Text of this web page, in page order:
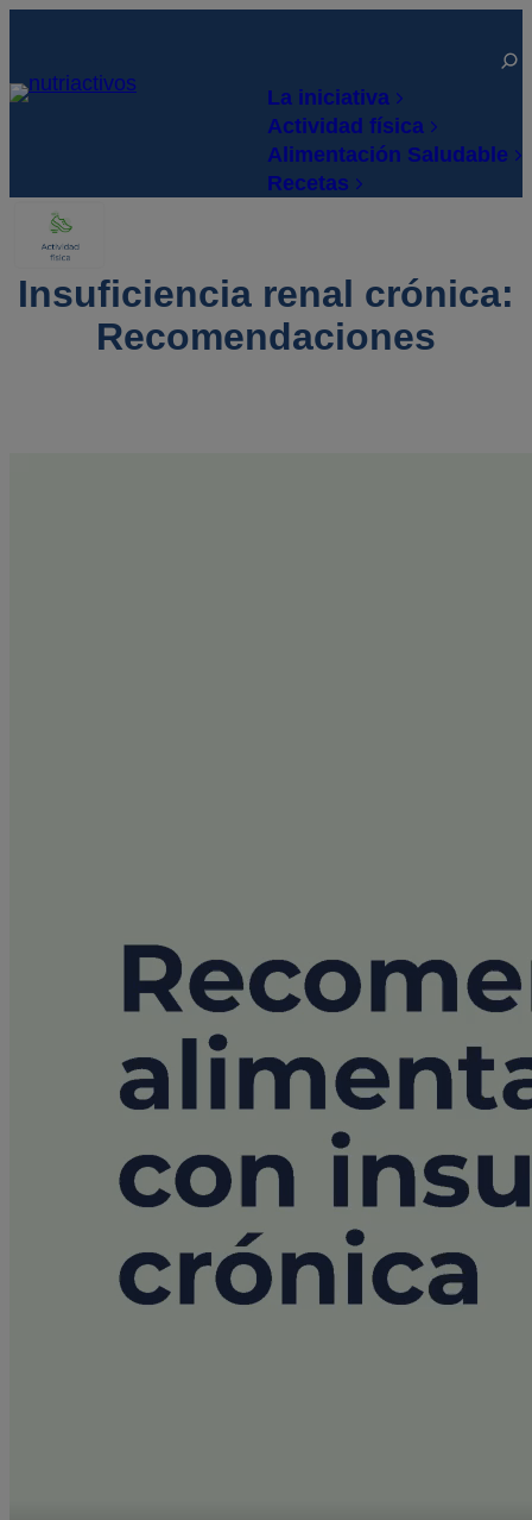
contenido
Open
La iniciativa
Actividad física
Alimentación Saludable
Recetas
Insuficiencia renal crónica:
Recomendaciones